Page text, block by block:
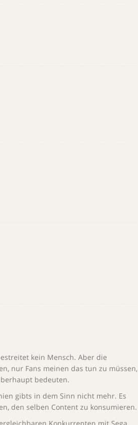
kein Mensch. Aber die
nur Fans meinen das tun zu müssen,
bedeuten.
gibts in dem Sinn nicht mehr. Es
den selben Content zu konsumieren.
Konkurrenten mit Sega